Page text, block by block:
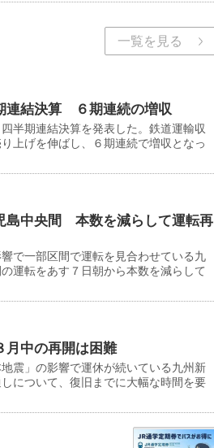
一覧を見る
連結決算 ６期連続の増収
半期連結決算を発表した。鉄道運輸収
上げを伸ばし、６期連続で増収となっ
中央間 本数を減らして運転再
で一部区間で運転を見合わせている九
運転をあす７日朝から本数を減らして
中の再開は困難
震」の影響で運休が続いている九州新
について、復旧までに大幅な時間を要